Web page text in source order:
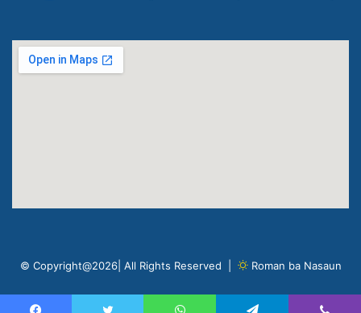
© Copyright@2026| All Rights Reserved | Roman ba Nasaun